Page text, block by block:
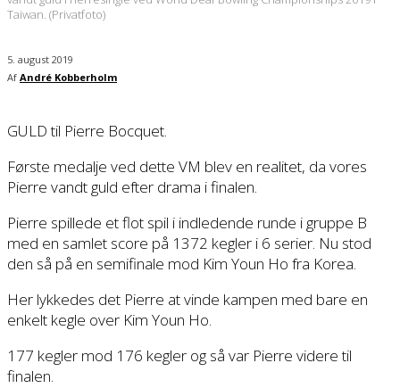
Taiwan. (Privatfoto)
5. august 2019
Af André Kobberholm
GULD til Pierre Bocquet.
Første medalje ved dette VM blev en realitet, da vores
Pierre vandt guld efter drama i finalen.
Pierre spillede et flot spil i indledende runde i gruppe B
med en samlet score på 1372 kegler i 6 serier. Nu stod
den så på en semifinale mod Kim Youn Ho fra Korea.
Her lykkedes det Pierre at vinde kampen med bare en
enkelt kegle over Kim Youn Ho.
177 kegler mod 176 kegler og så var Pierre videre til
finalen.